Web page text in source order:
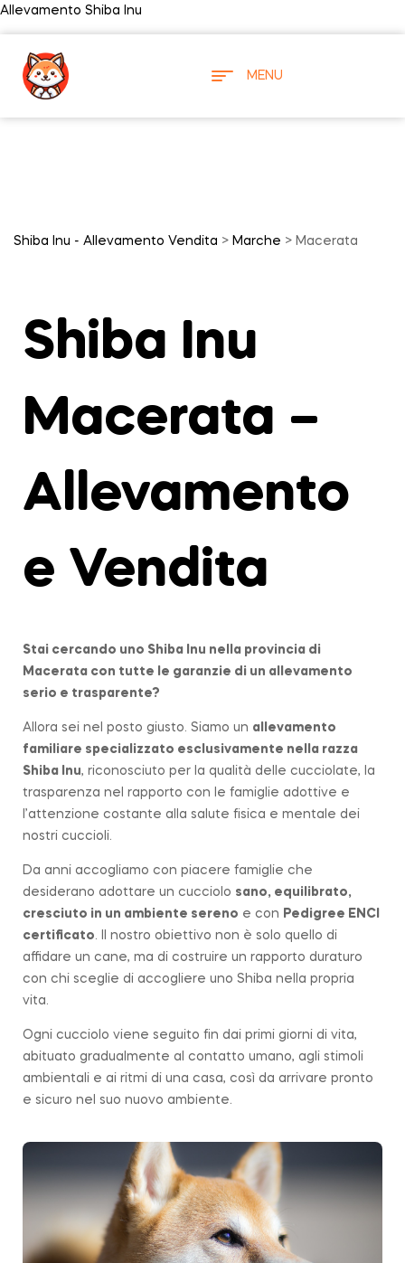
Allevamento Shiba Inu
MENU
Shiba Inu - Allevamento Vendita > Marche > Macerata
Shiba Inu
Macerata –
Allevamento
e Vendita
Stai cercando uno Shiba Inu nella provincia di
Macerata con tutte le garanzie di un allevamento
serio e trasparente?
Allora sei nel posto giusto. Siamo un allevamento
familiare specializzato esclusivamente nella razza
Shiba Inu, riconosciuto per la qualità delle cucciolate, la
trasparenza nel rapporto con le famiglie adottive e
l’attenzione costante alla salute fisica e mentale dei
nostri cuccioli.
Da anni accogliamo con piacere famiglie che
desiderano adottare un cucciolo sano, equilibrato,
cresciuto in un ambiente sereno e con Pedigree ENCI
certificato. Il nostro obiettivo non è solo quello di
affidare un cane, ma di costruire un rapporto duraturo
con chi sceglie di accogliere uno Shiba nella propria
vita.
Ogni cucciolo viene seguito fin dai primi giorni di vita,
abituato gradualmente al contatto umano, agli stimoli
ambientali e ai ritmi di una casa, così da arrivare pronto
e sicuro nel suo nuovo ambiente.